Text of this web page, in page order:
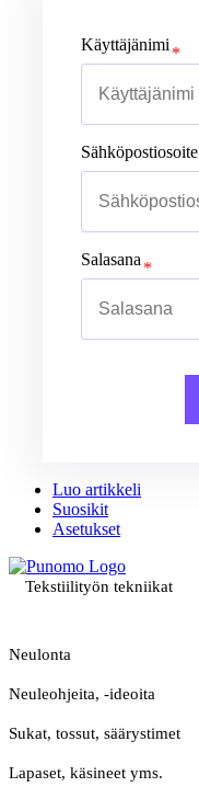
Käyttäjänimi
Sähköpostiosoite
Salasana
Luo artikkeli
Suosikit
Asetukset
Tekstiilityön tekniikat
Neulonta
Neuleohjeita, -ideoita
Sukat, tossut, säärystimet
Lapaset, käsineet yms.